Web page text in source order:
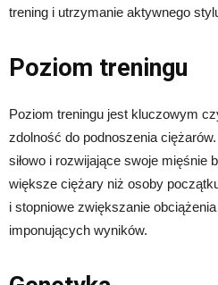
trening i utrzymanie aktywnego
Poziom treningu
Poziom treningu jest kluczowym
zdolność do podnoszenia
siłowo i rozwijające swoje mięśnie
większe ciężary niż osoby
i stopniowe zwiększanie
imponujących wyników.